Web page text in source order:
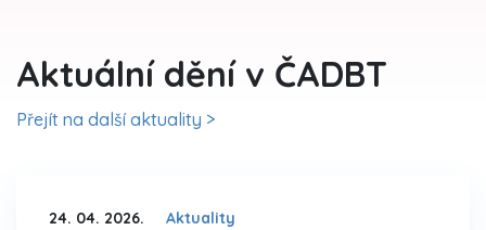
Aktuální dění v ČADBT
Přejít na další aktuality >
24. 04. 2026. Aktuality